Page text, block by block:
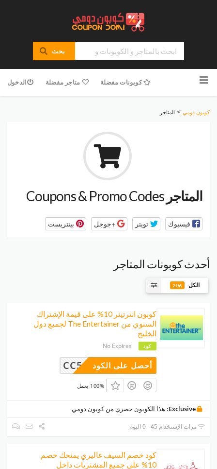
بحث
للمحتوى
كوبونات مفضلة متاجر مفضلة الدخول
كوبون دومي > المتاجر
المتاجر
فيسبوك تويتر +جوجل بينتريست
أحدث كوبونات المتاجر
الكل 206
كوبون انترتينر 10% على قيمة الإشتراك
السنوي من The Entertainer لجميع دول
الخليج
كود No Expires
CC54 أحصل على الكود
100% يعمل
Exclusive: هذا الكوبون حصري من كوبون دومي
مرات الإستخدام 45 - 0 اليوم
كود خصم السيف غاليري يمنحك خصم
10% على جميع المشتريات داخل